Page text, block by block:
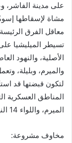
مشاة لإسقاطها
معاقل الفرق
تسيطر الميليشيا
الأصلية، والنهود
والميرم، وبليلة،
لتكون قبضتها قد
الميرم، واللواء 14 النهود.
مخاوف مشروعة: